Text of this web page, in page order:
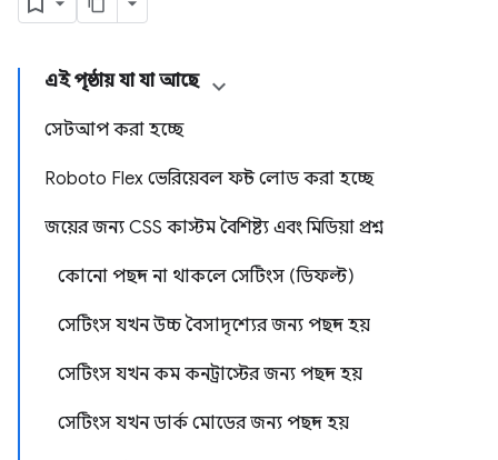
এই পৃষ্ঠায় যা যা আছে
সেটআপ করা হচ্ছে
Roboto Flex ভেরিয়েবল ফন্ট লোড করা হচ্ছে
জয়ের জন্য CSS কাস্টম বৈশিষ্ট্য এবং মিডিয়া প্রশ্ন
কোনো পছন্দ না থাকলে সেটিংস (ডিফল্ট)
সেটিংস যখন উচ্চ বৈসাদৃশ্যের জন্য পছন্দ হয়
সেটিংস যখন কম কনট্রাস্টের জন্য পছন্দ হয়
সেটিংস যখন ডার্ক মোডের জন্য পছন্দ হয়